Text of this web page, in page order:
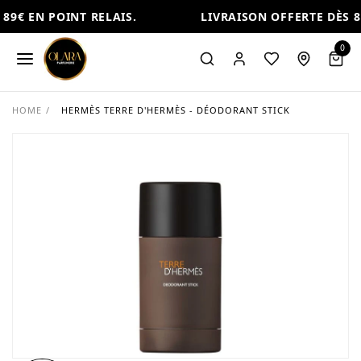
EN POINT RELAIS. LIVRAISON OFFERTE DÈS
0
HOME / HERMÈS TERRE D'HERMÈS - DÉODORANT STICK